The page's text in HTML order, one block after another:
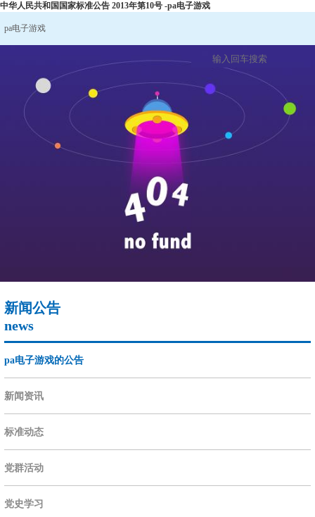
中华人民共和国国家标准公告 2013年第10号 -pa电子游戏
pa电子游戏
新闻公告
news
pa电子游戏的公告
新闻资讯
标准动态
党群活动
党史学习